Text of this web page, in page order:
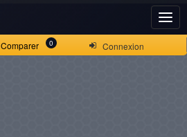
Connexion
Comparer 0